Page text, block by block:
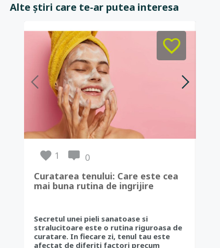
Alte știri care te-ar putea interesa
1
0
Curatarea tenului: Care este cea
mai buna rutina de ingrijire
facut in casa
Secretul unei pieli sanatoase si
stralucitoare este o rutina riguroasa de
curatare. In fiecare zi, tenul tau este
afectat de diferiti factori precum